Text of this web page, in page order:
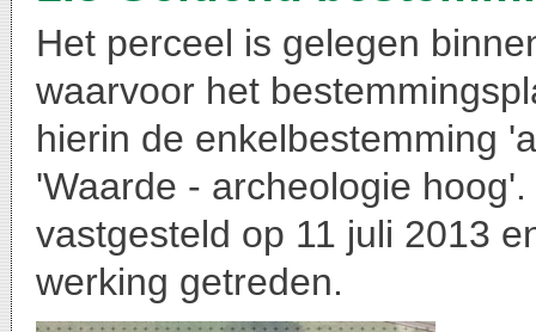
Het perceel is gelegen
waarvoor het
hierin de enkelbestemming
'Waarde - archeologie
vastgesteld op 11 juli 2013
werking getreden.